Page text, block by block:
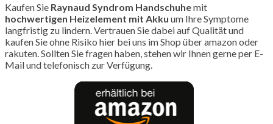
Kaufen Sie Raynaud Syndrom Handschuhemit
hochwertigen Heizelement mit Akku um Ihre Symptome
langfristig zu lindern. Vertrauen Sie dabei auf Qualität und
kaufen Sie ohne Risiko hier bei uns im Shop über amazon oder
rakuten. Sollten Sie fragen haben, stehen wir Ihnen gerne per E-
Mail und telefonisch zur Verfügung.